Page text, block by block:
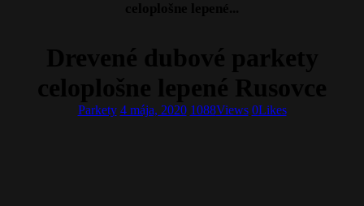
Parkety 4 mája, 2020 1088Views 0Likes